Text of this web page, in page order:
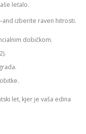
letalo.
izberite raven hitrosti.
dobičkom.
let, kjer je vaša edina